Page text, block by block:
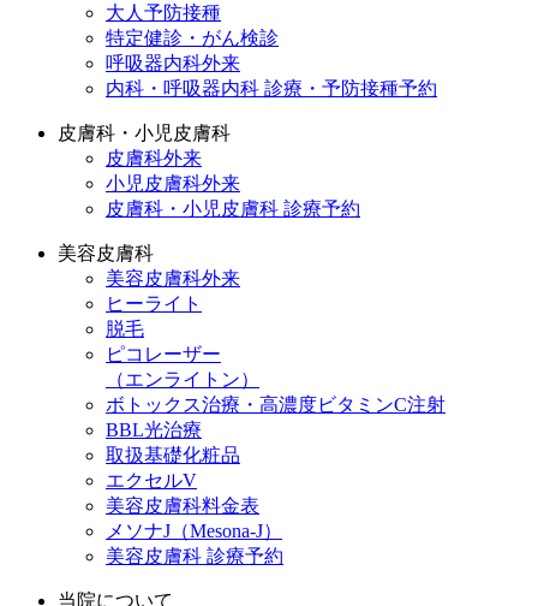
大人予防接種
特定健診・がん検診
呼吸器内科外来
内科・呼吸器内科 診療・予防接種予約
皮膚科・小児皮膚科
皮膚科外来
小児皮膚科外来
皮膚科・小児皮膚科 診療予約
美容皮膚科
美容皮膚科外来
ヒーライト
脱毛
ピコレーザー
（エンライトン）
ボトックス治療・高濃度ビタミンC注射
BBL光治療
取扱基礎化粧品
エクセルV
美容皮膚科料金表
メソナJ（Mesona-J）
美容皮膚科 診療予約
当院について